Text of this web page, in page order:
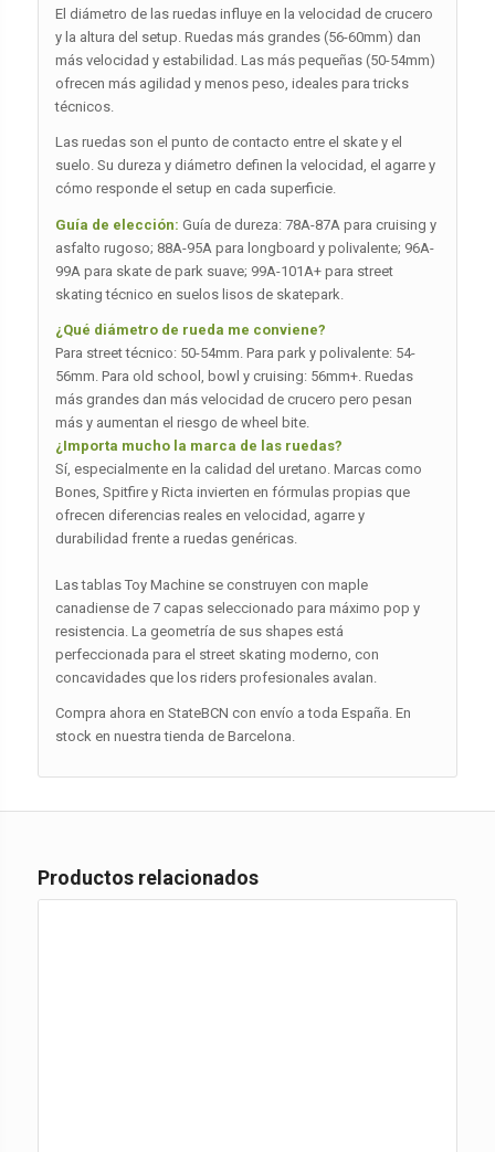
El diámetro de las ruedas influye en la velocidad de crucero
y la altura del setup. Ruedas más grandes (56-60mm) dan
más velocidad y estabilidad. Las más pequeñas (50-54mm)
ofrecen más agilidad y menos peso, ideales para tricks
técnicos.
Las ruedas son el punto de contacto entre el skate y el
suelo. Su dureza y diámetro definen la velocidad, el agarre y
cómo responde el setup en cada superficie.
Guía de elección: Guía de dureza: 78A-87A para cruising y
asfalto rugoso; 88A-95A para longboard y polivalente; 96A-
99A para skate de park suave; 99A-101A+ para street
skating técnico en suelos lisos de skatepark.
¿Qué diámetro de rueda me conviene?
Para street técnico: 50-54mm. Para park y polivalente: 54-
56mm. Para old school, bowl y cruising: 56mm+. Ruedas
más grandes dan más velocidad de crucero pero pesan
más y aumentan el riesgo de wheel bite.
¿Importa mucho la marca de las ruedas?
Sí, especialmente en la calidad del uretano. Marcas como
Bones, Spitfire y Ricta invierten en fórmulas propias que
ofrecen diferencias reales en velocidad, agarre y
durabilidad frente a ruedas genéricas.
Las tablas Toy Machine se construyen con maple
canadiense de 7 capas seleccionado para máximo pop y
resistencia. La geometría de sus shapes está
perfeccionada para el street skating moderno, con
concavidades que los riders profesionales avalan.
Compra ahora en StateBCN con envío a toda España. En
stock en nuestra tienda de Barcelona.
Productos relacionados